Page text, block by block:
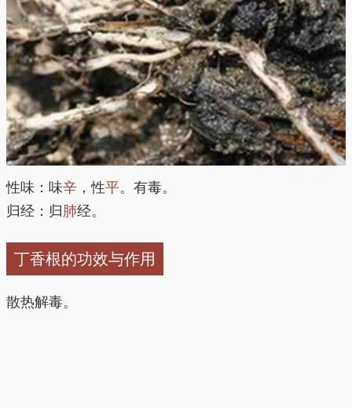
性味：味辛 ，性平。有毒。
归经：归 肺经。
丁香根的功效与作用
散热解毒。